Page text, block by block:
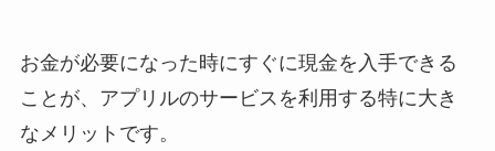
お金が必要になった時にすぐに現金を入手できる
ことが、アプリルのサービスを利用する特に大き
なメリットです。